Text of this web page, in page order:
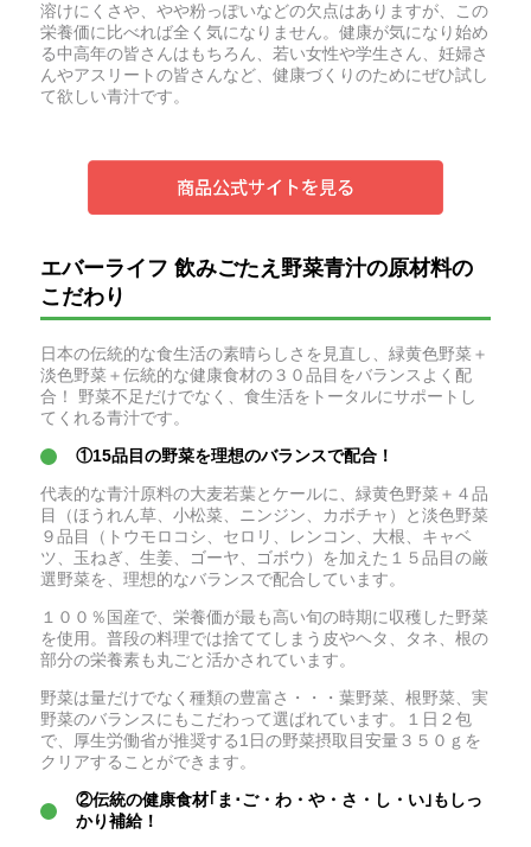
溶けにくさや、やや粉っぽいなどの欠点はありますが、この
栄養価に比べれば全く気になりません。健康が気になり始め
る中高年の皆さんはもちろん、若い女性や学生さん、妊婦さ
んやアスリートの皆さんなど、健康づくりのためにぜひ試し
て欲しい青汁です。
エバーライフ 飲みごたえ野菜青汁の原材料の
こだわり
日本の伝統的な食生活の素晴らしさを見直し、緑黄色野菜＋
淡色野菜＋伝統的な健康食材の３０品目をバランスよく配
合！ 野菜不足だけでなく、食生活をトータルにサポートし
てくれる青汁です。
①15品目の野菜を理想のバランスで配合！
代表的な青汁原料の大麦若葉とケールに、緑黄色野菜＋４品
目（ほうれん草、小松菜、ニンジン、カボチャ）と淡色野菜
９品目（トウモロコシ、セロリ、レンコン、大根、キャベ
ツ、玉ねぎ、生姜、ゴーヤ、ゴボウ）を加えた１５品目の厳
選野菜を、理想的なバランスで配合しています。
１００％国産で、栄養価が最も高い旬の時期に収穫した野菜
を使用。普段の料理では捨ててしまう皮やヘタ、タネ、根の
部分の栄養素も丸ごと活かされています。
野菜は量だけでなく種類の豊富さ・・・葉野菜、根野菜、実
野菜のバランスにもこだわって選ばれています。１日２包
で、厚生労働省が推奨する1日の野菜摂取目安量３５０ｇを
クリアすることができます。
②伝統の健康食材｢ま･ご・わ・や・さ・し・い｣もしっ
かり補給！